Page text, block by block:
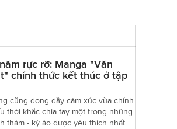
rực rỡ: Manga "Văn
chính thức kết thúc ở tập
cũng đong đầy cảm xúc vừa chính
thời khắc chia tay một trong những
thám - kỳ ảo được yêu thích nhất